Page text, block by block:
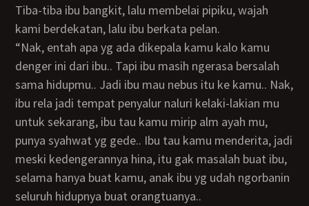
Tiba-tiba ibu bangkit, lalu membelai pipiku, wajah
kami berdekatan, lalu ibu berkata pelan.
“Nak, entah apa yg ada dikepala kamu kalo kamu
denger ini dari ibu.. Tapi ibu masih ngerasa bersalah
sama hidupmu.. Jadi ibu mau nebus itu ke kamu.. Nak,
ibu rela jadi tempat penyalur naluri kelaki-lakian mu
untuk sekarang, ibu tau kamu mirip alm ayah mu,
punya syahwat yg gede.. Ibu tau kamu menderita, jadi
meski kedengerannya hina, itu gak masalah buat ibu,
selama hanya buat kamu, anak ibu yg udah ngorbanin
seluruh hidupnya buat orangtuanya..